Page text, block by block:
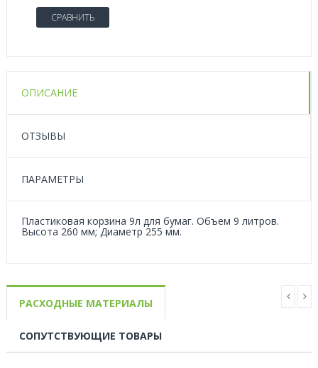
СРАВНИТЬ
ОПИСАНИЕ
ОТЗЫВЫ
ПАРАМЕТРЫ
Пластиковая корзина 9л для бумаг. Объем 9 литров.
Высота 260 мм; Диаметр 255 мм.
РАСХОДНЫЕ МАТЕРИАЛЫ
СОПУТСТВУЮЩИЕ ТОВАРЫ